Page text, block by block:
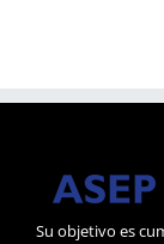
Su objetivo es